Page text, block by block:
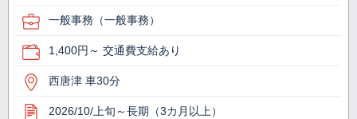
一般事務（一般事務）
1,400円～ 交通費支給あり
西唐津 車30分
2026/10/上旬～長期（3カ月以上）